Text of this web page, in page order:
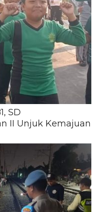
SD
II Unjuk Kemajuan